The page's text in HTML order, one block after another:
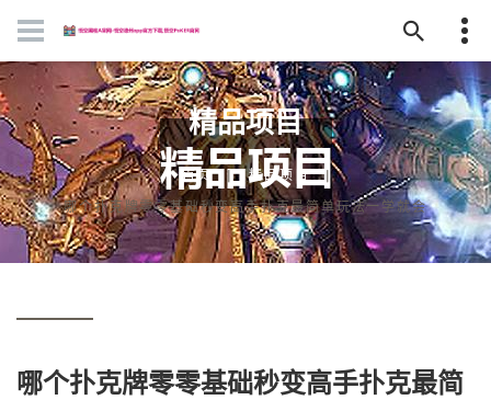
精品项目
首页
精品项目
哪个扑克牌零零基础秒变高手扑克最简单玩法一学就会
哪个扑克牌零零基础秒变高手扑克最简